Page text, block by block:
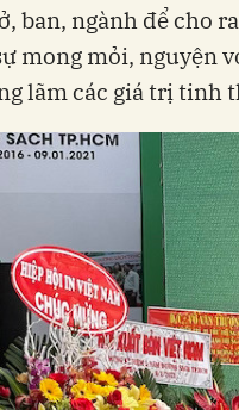
ban, ngành để cho
mong mỏi, nguyện
lãm các giá trị tinh